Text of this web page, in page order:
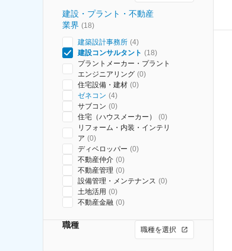
建設・プラント・不動産
業界 (18)
建築設計事務所 (4)
建設コンサルタント (18)
プラントメーカー・プラント
エンジニアリング (0)
住宅設備・建材 (0)
ゼネコン (4)
サブコン (0)
住宅（ハウスメーカー）
(0)
リフォーム・内装・インテリ
ア (0)
ディベロッパー (0)
不動産仲介 (0)
不動産管理 (0)
設備管理・メンテナンス (0)
土地活用 (0)
不動産金融 (0)
職種 職種を選択